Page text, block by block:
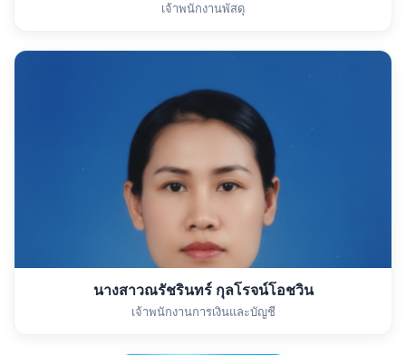
เจ้าพนักงานพัสดุ
นางสาวณรัชรินทร์ กุลโรจน์โอชวิน
เจ้าพนักงานการเงินและบัญชี